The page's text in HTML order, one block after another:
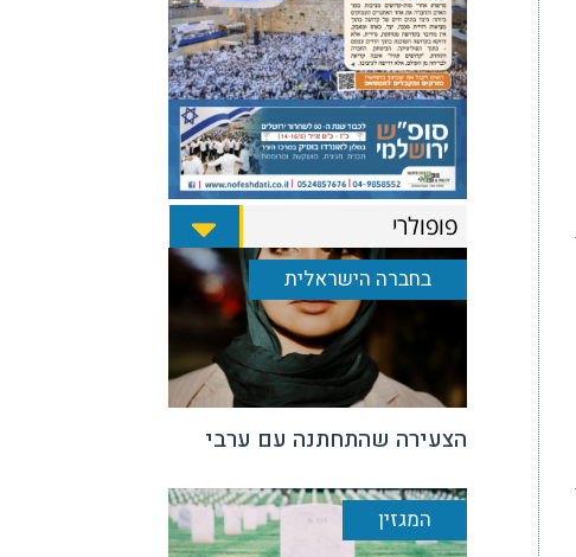
פופולרי
בחברה הישראלית
הצעירה שהתחתנה עם ערבי
המגזין